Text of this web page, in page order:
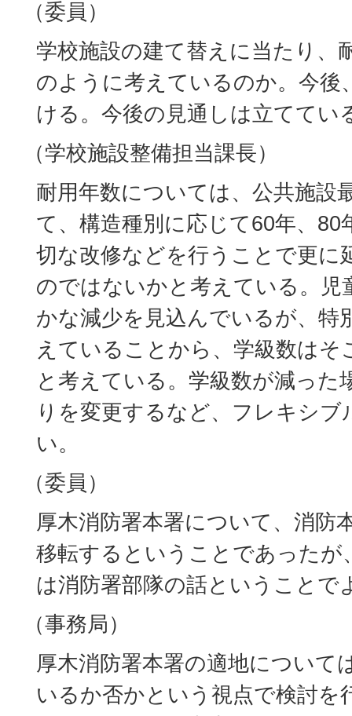
（委員）
学校施設の建て替えに当たり、
のように考えているのか。今後
ける。今後の見通しは立ててい
（学校施設整備担当課長）
耐用年数については、公共施設
て、構造種別に応じて60年、
切な改修などを行うことで更に
のではないかと考えている。児
かな減少を見込んでいるが、特
えていることから、学級数は
と考えている。学級数が減った
りを変更するなど、フレキシ
い。
（委員）
厚木消防署本署について、消防
移転するということであったが
は消防署部隊の話ということで
（事務局）
厚木消防署本署の適地について
いるか否かという視点で検討を